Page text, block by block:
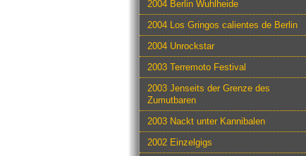
2004 Berlin Wuhlheide
2004 Los Gringos calientes de Berlin
2004 Unrockstar
2003 Terremoto Festival
2003 Jenseits der Grenze des
Zumutbaren
2003 Nackt unter Kannibalen
2002 Einzelgigs